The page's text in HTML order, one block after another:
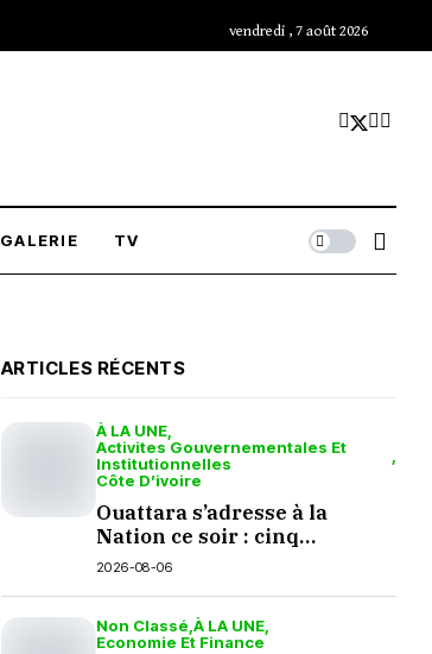
vendredi , 7 août 2026
GALERIE TV
ARTICLES RÉCENTS
À LA UNE
Activites Gouvernementales Et
Institutionnelles
Côte D’ivoire
Ouattara s’adresse à la
Nation ce soir : cinq
questions en suspens
2026-08-06
Non Classé À LA UNE
Economie Et Finance